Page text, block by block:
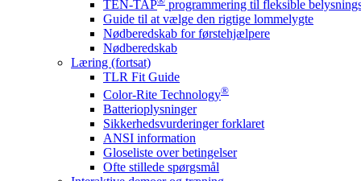
TEN-TAP
programmering til fleksible
Guide til at vælge den rigtige lommelygte
Nødberedskab for førstehjælpere
Nødberedskab
Læring (fortsat)
TLR Fit Guide
Color-Rite Technology®
Batterioplysninger
Sikkerhedsvurderinger forklaret
ANSI information
Gloseliste over betingelser
Ofte stillede spørgsmål